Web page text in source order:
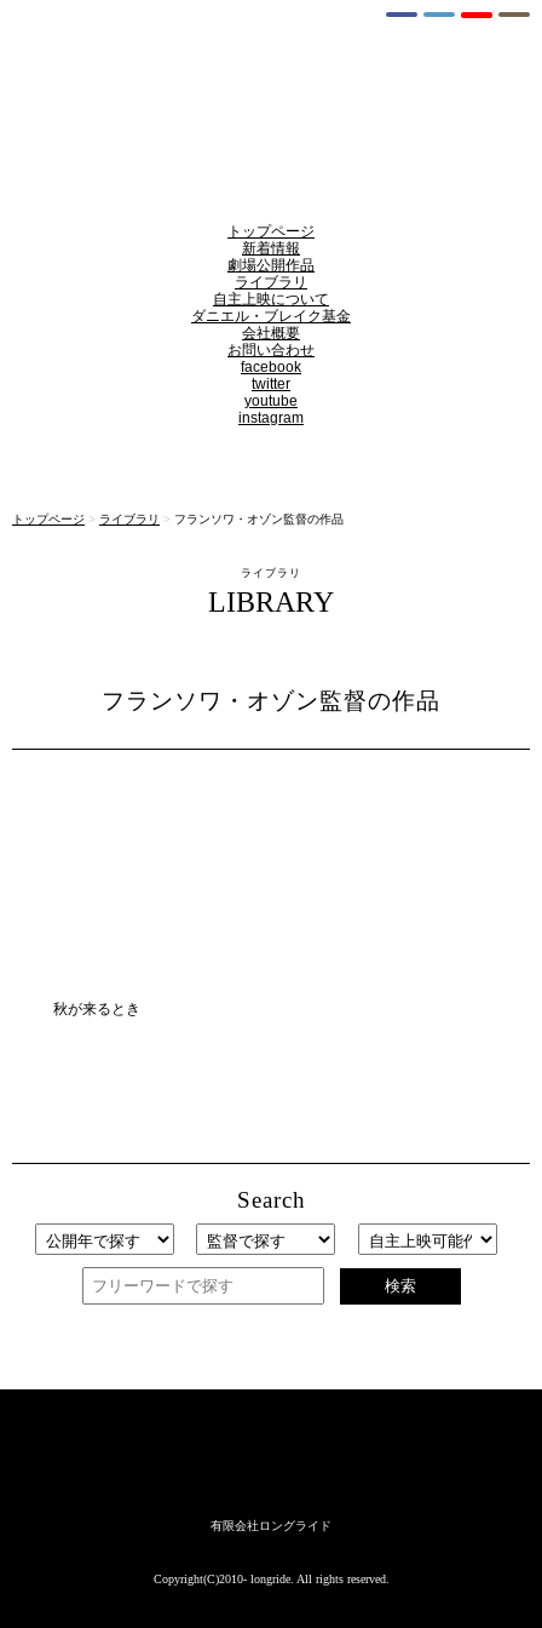
トップページ
新着情報
劇場公開作品
ライブラリ
自主上映について
ダニエル・ブレイク基金
会社概要
お問い合わせ
facebook
twitter
youtube
instagram
トップページ > ライブラリ > フランソワ・オゾン監督の作品
ライブラリ
LIBRARY
フランソワ・オゾン監督の作品
秋が来るとき
Search
検索
有限会社ロングライド
Copyright(C)2010- longride. All rights reserved.